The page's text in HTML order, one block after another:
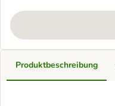
Produktbeschreibung